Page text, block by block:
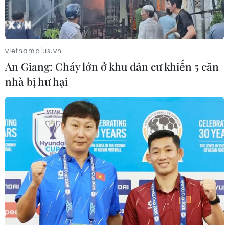
Hà Nội xây dựng thí điểm công nghệ chôn
lấp rác thải Fukuoka
17/06/2014 10:10
vietnamplus.vn
An Giang: Cháy lớn ở khu dân cư khiến 5 căn
nhà bị hư hại